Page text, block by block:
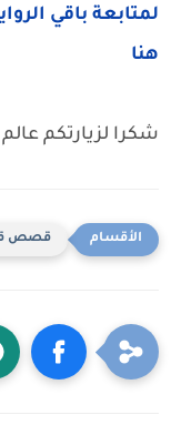
لمتابعة باقي
هنا
شكرا لزيارتكم
قصص